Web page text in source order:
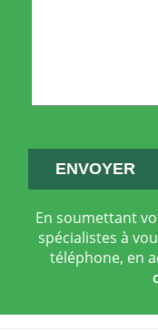
En soumettant
spécialistes à
téléphone, en